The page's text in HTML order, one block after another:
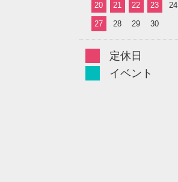
20 21 22 23 24
27 28 29 30
定休日
イベント